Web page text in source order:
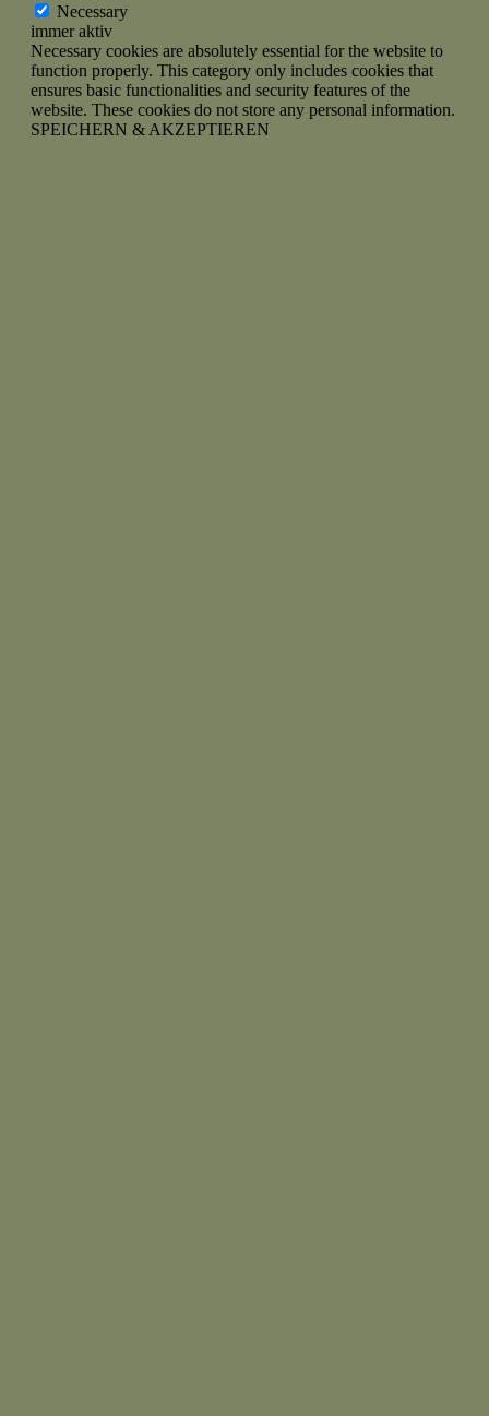
Necessary
immer aktiv
Necessary cookies are absolutely essential for the website to
function properly. This category only includes cookies that
ensures basic functionalities and security features of the
website. These cookies do not store any personal information.
SPEICHERN & AKZEPTIEREN